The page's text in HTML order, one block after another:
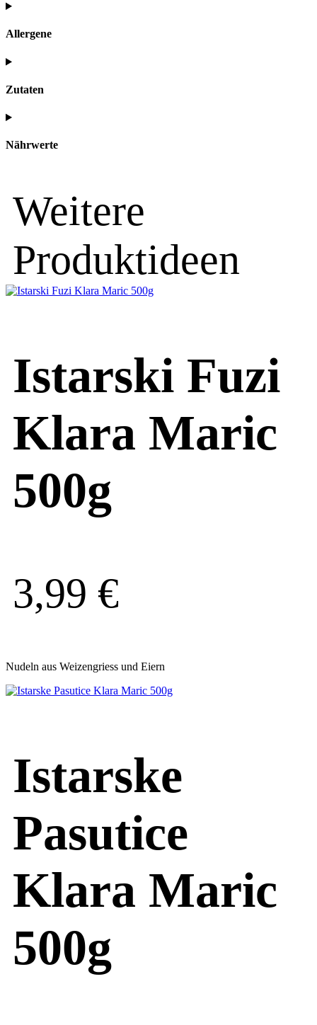
Allergene
Zutaten
Nährwerte
Weitere
Produktideen
Istarski Fuzi
Klara Maric
500g
3,99 €
Nudeln aus Weizengriess und Eiern
Istarske
Pasutice
Klara Maric
500g